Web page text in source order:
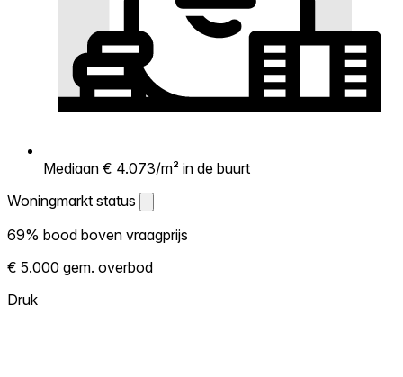
Mediaan € 4.073/m² in de buurt
Woningmarkt status
Woningmarkt status
Laat zien hoe competitief de markt hier is.
Hoe meer woningen boven vraagprijs
verkopen, hoe heter. Heet? Verwacht
69% bood boven vraagprijs
€ 5.000 gem. overbod
Druk